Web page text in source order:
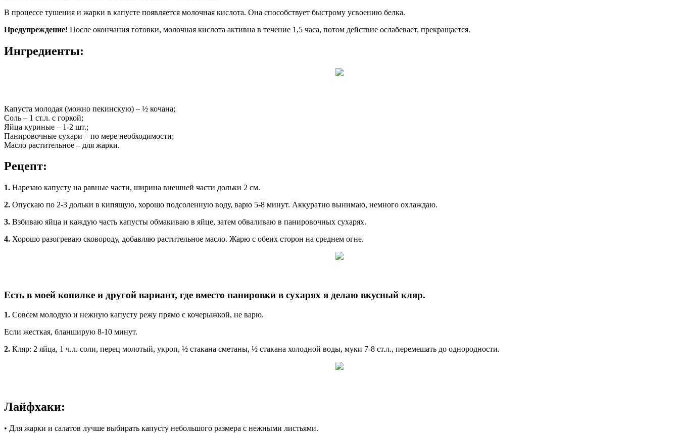
В процессе тушения и жарки в капусте появляется молочная кислота. Она способствует быстрому усвоению белка.
Предупреждение! После окончания готовки, молочная кислота активна в течение 1,5 часа, потом действие ослабевает, прекращается.
Ингредиенты:
Капуста молодая (можно пекинскую) – ½ кочана;
Соль – 1 ст.л. с горкой;
Яйца куриные – 1-2 шт.;
Панировочные сухари – по мере необходимости;
Масло растительное – для жарки.
Рецепт:
1. Нарезаю капусту на равные части, ширина внешней части дольки 2 см.
2. Опускаю по 2-3 дольки в кипящую, хорошо подсоленную воду, варю 5-8 минут. Аккуратно вынимаю, немного охлаждаю.
3. Взбиваю яйца и каждую часть капусты обмакиваю в яйце, затем обваливаю в панировочных сухарях.
4. Хорошо разогреваю сковороду, добавляю растительное масло. Жарю с обеих сторон на среднем огне.
Есть в моей копилке и другой вариант, где вместо панировки в сухарях я делаю вкусный кляр.
1. Совсем молодую и нежную капусту режу прямо с кочерыжкой, не варю.
Если жесткая, бланширую 8-10 минут.
2. Кляр: 2 яйца, 1 ч.л. соли, перец молотый, укроп, ½ стакана сметаны, ½ стакана холодной воды, муки 7-8 ст.л., перемешать до однородности.
Лайфхаки:
• Для жарки и салатов лучше выбирать капусту небольшого размера с нежными листьями.